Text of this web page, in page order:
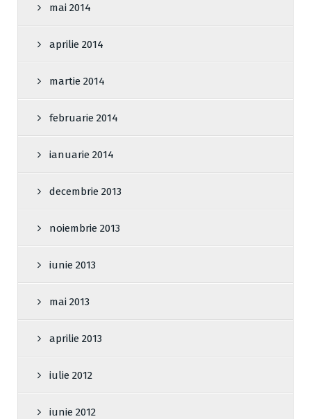
mai 2014
aprilie 2014
martie 2014
februarie 2014
ianuarie 2014
decembrie 2013
noiembrie 2013
iunie 2013
mai 2013
aprilie 2013
iulie 2012
iunie 2012